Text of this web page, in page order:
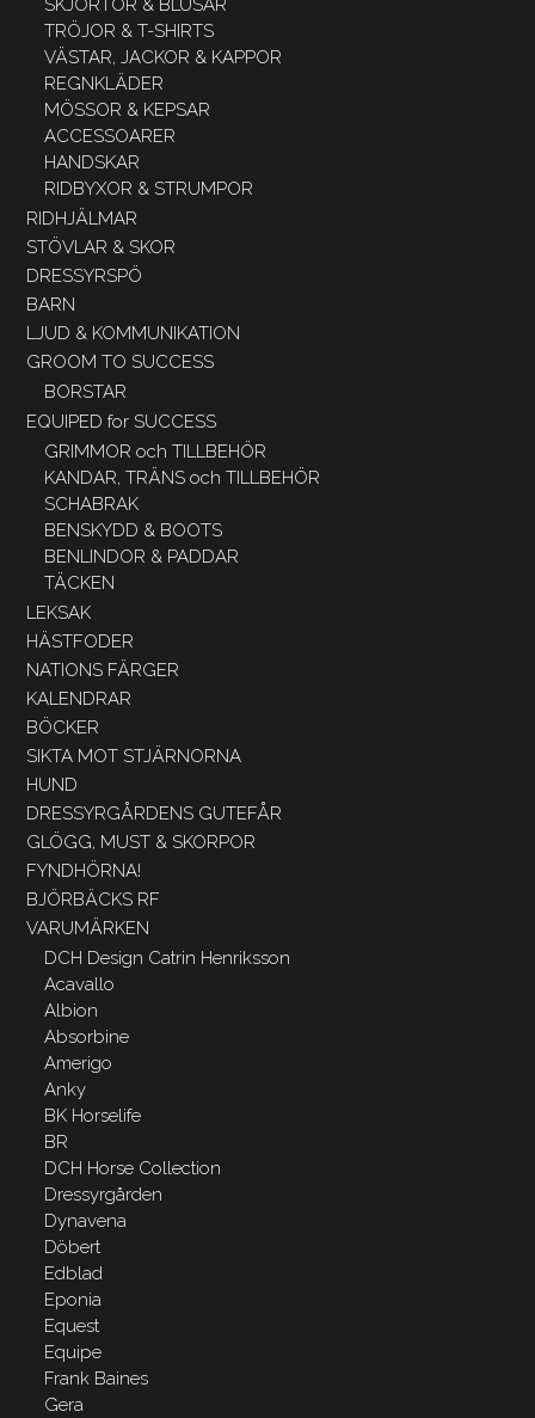
SKJORTOR & BLUSAR
TRÖJOR & T-SHIRTS
VÄSTAR, JACKOR & KAPPOR
REGNKLÄDER
MÖSSOR & KEPSAR
ACCESSOARER
HANDSKAR
RIDBYXOR & STRUMPOR
RIDHJÄLMAR
STÖVLAR & SKOR
DRESSYRSPÖ
BARN
LJUD & KOMMUNIKATION
GROOM TO SUCCESS
BORSTAR
EQUIPED for SUCCESS
GRIMMOR och TILLBEHÖR
KANDAR, TRÄNS och TILLBEHÖR
SCHABRAK
BENSKYDD & BOOTS
BENLINDOR & PADDAR
TÄCKEN
LEKSAK
HÄSTFODER
NATIONS FÄRGER
KALENDRAR
BÖCKER
SIKTA MOT STJÄRNORNA
HUND
DRESSYRGÅRDENS GUTEFÅR
GLÖGG, MUST & SKORPOR
FYNDHÖRNA!
BJÖRBÄCKS RF
VARUMÄRKEN
DCH Design Catrin Henriksson
Acavallo
Albion
Absorbine
Amerigo
Anky
BK Horselife
BR
DCH Horse Collection
Dressyrgården
Dynavena
Döbert
Edblad
Eponia
Equest
Equipe
Frank Baines
Gera